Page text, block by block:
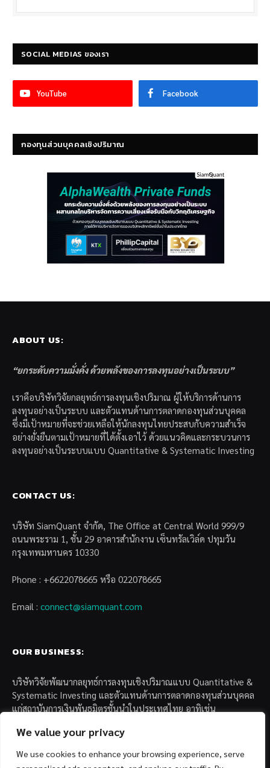
We value your privacy
We use cookies to enhance your browsing experience, serve
SOCIAL MEDIAS ของเรา
YouTube Facebook
กองทุนส่วนบุคคลเชิงปริมาณ
ABOUT US:
“ยกระดับความมั่งคั่ง ด้วยพลังของการลงทุนอย่างเป็นระบบ”
เราคือบริษัทวิจัยกลยุทธ์การลงทุนเชิงปริมาณ ผู้ให้บริการด้านการ
ลงทุนอย่างเป็นระบบ และตัวแทนด้านการตลาดกองทุนส่วนบุคคล
ซึ่งมีเป้าหมายที่จะช่วยเหลือให้นักลงทุนไทยประสบกับความสำเร็จ
อย่างยั่งยืนตามเป้าหมายที่ได้ตั้งเอาไว้ ด้วยแนวคิดและกระบวนการ
ลงทุนอย่างเป็นระบบแบบ Quantitative & Systematic Investing
CONTACT US:
บริษัท SiamQuant จำกัด, The Office at Central World 999/9
ถนนพระราม 1, ชั้น 29 อาคารสำนักงาน เซ็นทรัลเวิล์ด ปทุมวัน
กรุงเทพมหานคร 10330
Phone : +6622078665 หรือ 022078665
Email : connect@siamquant.com
OUR BUSINESS:
บริษัทวิจัยพัฒนากลยุทธ์การลงทุนเชิงปริมาณแบบ Quantitative &
Systematic Investing และตัวแทนด้านการตลาดกองทุนส่วนบุคคล
แก่สถาบันการเงินพันธมิตรชั้นนำในประเทศไทย อาทิเช่น
– บล. กรุงไทย เอ็กซ์สปริง จำกัด
– บล. ฟิลลิป (ประเทศไทย) จำกัด (มหาชน)